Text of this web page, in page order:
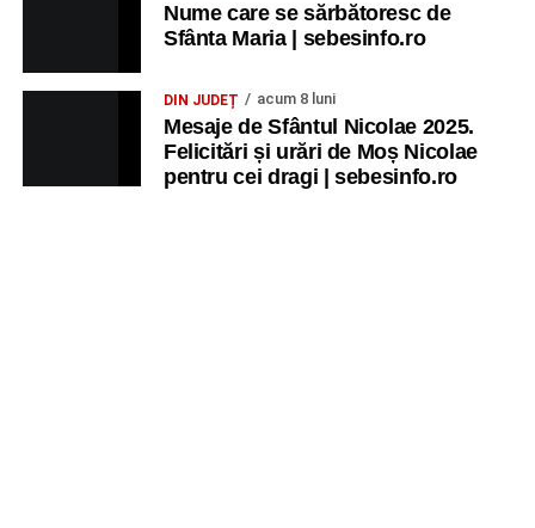
Nume care se sărbătoresc de
Sfânta Maria | sebesinfo.ro
DIN JUDEȚ acum 8 luni
Mesaje de Sfântul Nicolae 2025.
Felicitări și urări de Moș Nicolae
pentru cei dragi | sebesinfo.ro